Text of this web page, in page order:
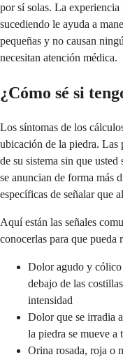
por sí solas. La experiencia
sucediendo le ayuda a
pequeñas y no causan
necesitan atención médica.
¿Cómo sé si
Los síntomas de los
ubicación de la piedra. Las
de su sistema sin que usted
se anuncian de forma más
específicas de señalar que
Aquí están las señales
conocerlas para que pueda
Dolor agudo y cólico
debajo de las
intensidad
Dolor que se irradia
la piedra se mueve a
Orina rosada, roja o